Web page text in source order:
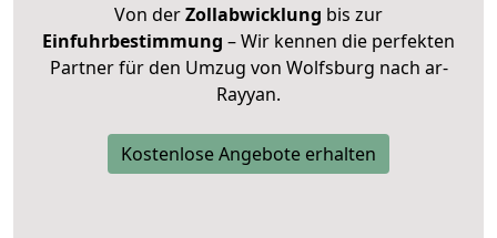
Von derZollabwicklung bis zur
Einfuhrbestimmung – Wir kennen die perfekten
Partner für den Umzug von Wolfsburg nach ar-
Rayyan.
Kostenlose Angebote erhalten